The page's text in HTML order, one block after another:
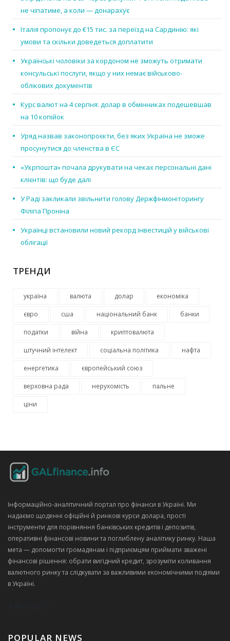
не чіпатиме, а коли — донарахує
Італія пропонує до €15 тис. за переїзд на Сардинію: які
умови та скільки доведеться доплатити
Українські чоловіки за кордоном не зможуть отримати
консульські послуги, якщо у них немає військово-
облікових документів
Курс валют на 4 серпня: долар в обмінниках подешевшав
на 10 копійок
Уряд назвав законопроєкти, без яких Україна не зможе
просунутися до членства в ЄС
«Укрпошта» почала друкувати на чеках персональні дані
клієнтів: що буде далі
У Раді закликали звільнити голову Держфінмоніторингу
Філіпа Проніна
Українці встановили новий рекорд інвестицій у військові
облігації
ТРЕНДИ
україна валюта долар економіка
євро сша національний банк банки
податки війна криптовалюта
штучний інтелект соціальна політика нафта
енергетика європейський союз
верховна рада нерухомість пальне
ціни
Інформаційно‑аналітичний портал про фінанси в Україні. Ми
надаємо щоденні офіційні й ринкові курси долара, прості
інструменти для порівняння банківських кредитів і депозитів,
оперативні фінансові новини та поглиблену аналітику ринку. Наша
мета — допомогти громадянам і підприємцям приймати зважені
фінансові рішення: обрати вигідний кредит, зрозуміти коливання
валютного ринку та слідкувати за важливими економічними подіями
в Україні.
POPULAR NEWS